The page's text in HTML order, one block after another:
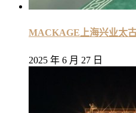
MACKAGE上海兴业太
2025 年 6 月 27 日